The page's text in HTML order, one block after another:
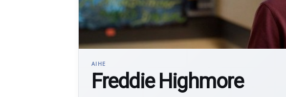
AIHE
Freddie Highmore